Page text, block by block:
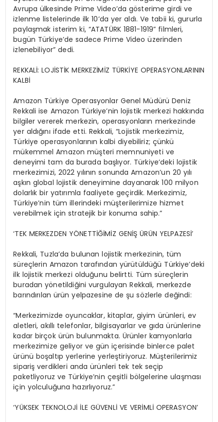
Avrupa ülkesinde Prime Video’da gösterime girdi ve
izlenme listelerinde ilk 10’da yer aldı. Ve tabii ki, gururla
paylaşmak isterim ki, “ATATÜRK 1881-1919” filmleri,
bugün Türkiye’de sadece Prime Video üzerinden
izlenebiliyor” dedi.
REKKALİ: LOJİSTİK MERKEZİMİZ TÜRKİYE OPERASYONLARININ
KALBİ
Amazon Türkiye Operasyonlar Genel Müdürü Deniz
Rekkali ise Amazon Türkiye’nin lojistik merkezi hakkında
bilgiler vererek merkezin, operasyonların merkezinde
yer aldığını ifade etti. Rekkali, “Lojistik merkezimiz,
Türkiye operasyonlarının kalbi diyebiliriz; çünkü
mükemmel Amazon müşteri memnuniyeti ve
deneyimi tam da burada başlıyor. Türkiye’deki lojistik
merkezimizi, 2022 yılının sonunda Amazon’un 20 yılı
aşkın global lojistik deneyimine dayanarak 100 milyon
dolarlık bir yatırımla faaliyete geçirdik. Merkezimiz,
Türkiye’nin tüm illerindeki müşterilerimize hizmet
verebilmek için stratejik bir konuma sahip.”
‘TEK MERKEZDEN YÖNETTİĞİMİZ GENİŞ ÜRÜN YELPAZESİ’
Rekkali, Tuzla’da bulunan lojistik merkezinin, tüm
süreçlerin Amazon tarafından yürütüldüğü Türkiye’deki
ilk lojistik merkezi olduğunu belirtti. Tüm süreçlerin
buradan yönetildiğini vurgulayan Rekkali, merkezde
barındırılan ürün yelpazesine de şu sözlerle değindi:
“Merkezimizde oyuncaklar, kitaplar, giyim ürünleri, ev
aletleri, akıllı telefonlar, bilgisayarlar ve gıda ürünlerine
kadar birçok ürün bulunmakta. Ürünler kamyonlarla
merkezimize geliyor ve gün içerisinde binlerce palet
ürünü boşaltıp yerlerine yerleştiriyoruz. Müşterilerimiz
sipariş verdikleri anda ürünleri tek tek seçip
paketliyoruz ve Türkiye’nin çeşitli bölgelerine ulaşması
için yolculuğuna hazırlıyoruz.”
‘YÜKSEK TEKNOLOJİ İLE GÜVENLİ VE VERİMLİ OPERASYON’